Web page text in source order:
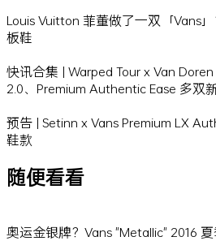
Louis Vuitton 菲董做了一双「Vans
板鞋
快讯合集 | Warped Tour x Van
2.0、Premium Authentic Ease 多双
预告 | Setinn x Vans Premium LX
鞋款
随便看看
奥运金银牌？Vans "Metallic" 2016